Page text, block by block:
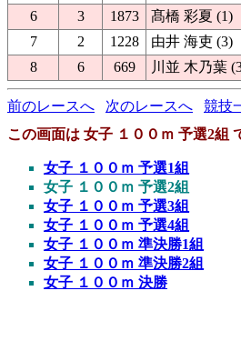
6
3 1873 髙橋 彩夏 (1)
7
2 1228 由井 海吏 (3)
8
6 669 川並 木乃葉
前のレースへ 次のレースへ 競技
この画面は 女子 １００ｍ 予選2組
女子 １００ｍ 予選1組
女子 １００ｍ 予選2組
女子 １００ｍ 予選3組
女子 １００ｍ 予選4組
女子 １００ｍ 準決勝1組
女子 １００ｍ 準決勝2組
女子 １００ｍ 決勝